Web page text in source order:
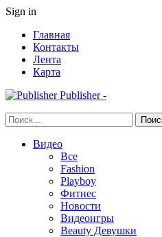
Sign in
Главная
Контакты
Лента
Карта
Publisher -
Видео
Все
Fashion
Playboy
Фитнес
Новости
Видеоигры
Beauty Девушки